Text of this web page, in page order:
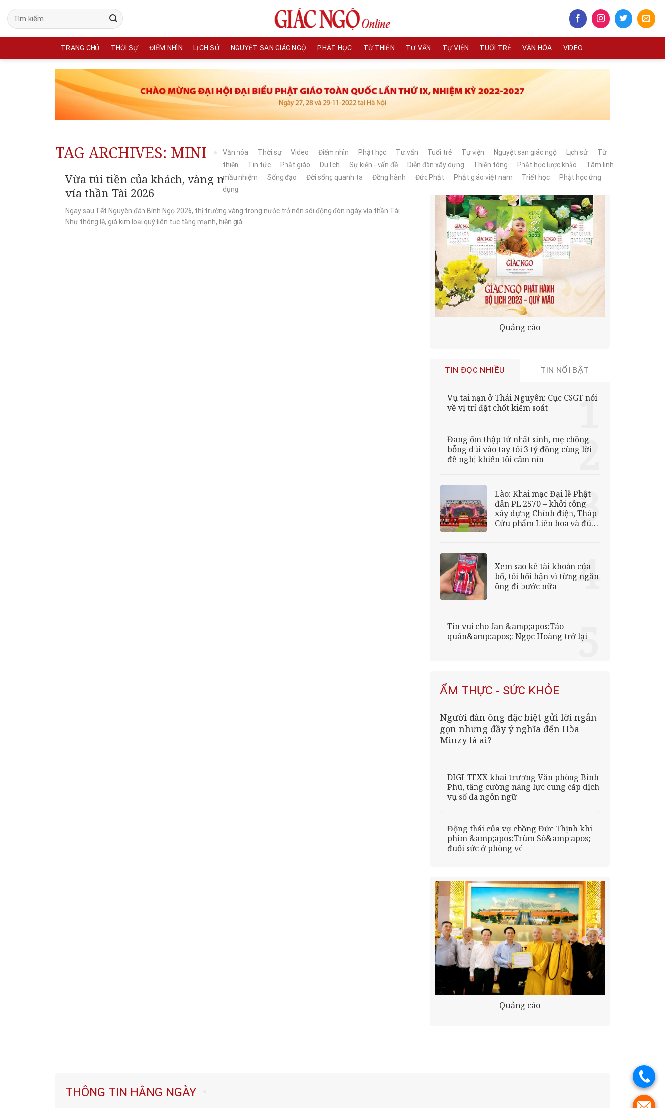
content
TRANG CHỦ THỜI SỰ ĐIỂM NHÌN LỊCH SỬ NGUYỆT SAN GIÁC NGỘ PHẬT HỌC TỪ THIỆN TƯ VẤN TỰ VIỆN TUỔI TRẺ VĂN HÓA VIDEO
TAG ARCHIVES: MINI Văn hóa Thời sự Video Điểm nhìn Phật học Tư vấn Tuổi trẻ Tự viện Nguyệt san giác ngộ Lịch sử
Từ
thiện
Tin tức Phật giáo Du lịch Sự kiện - vấn đề Diễn đàn xây dựng Thiền tông Phật học lược khảo
Tâm linh
mầu nhiệm
Sống đạo Đời sống quanh ta Đồng hành Đức Phật Phật giáo việt nam Triết học
Phật học ứng
dụng
Vừa túi tiền của khách, vàng mini &amp;apos;nóng&amp;apos; dịp
vía thần Tài 2026
Ngay sau Tết Nguyên đán Bính Ngọ 2026, thị trường vàng trong nước trở nên sôi động đón ngày vía thần Tài.
Như thông lệ, giá kim loại quý liên tục tăng mạnh, hiện giá...
Quảng cáo
TIN ĐỌC NHIỀU TIN NỔI BẬT
Vụ tai nạn ở Thái Nguyên: Cục CSGT nói
về vị trí đặt chốt kiểm soát
Đang ốm thập tử nhất sinh, mẹ chồng
bỗng dúi vào tay tôi 3 tỷ đồng cùng lời
đề nghị khiến tôi câm nín
Lào: Khai mạc Đại lễ Phật
đản PL.2570 – khởi công
xây dựng Chính điện, Tháp
Cửu phẩm Liên hoa và đúc
Xem sao kê tài khoản của
bố, tôi hối hận vì từng ngăn
ông đi bước nữa
Tin vui cho fan &amp;apos;Táo
quân&amp;apos;: Ngọc Hoàng trở lại
ẨM THỰC - SỨC KHỎE
Người đàn ông đặc biệt gửi lời ngắn
gọn nhưng đầy ý nghĩa đến Hòa
Minzy là ai?
DIGI-TEXX khai trương Văn phòng Bình
Phú, tăng cường năng lực cung cấp dịch
vụ số đa ngôn ngữ
Động thái của vợ chồng Đức Thịnh khi
phim &amp;apos;Trùm Sò&amp;apos;
đuối sức ở phòng vé
Quảng cáo
THÔNG TIN HẰNG NGÀY
.
.